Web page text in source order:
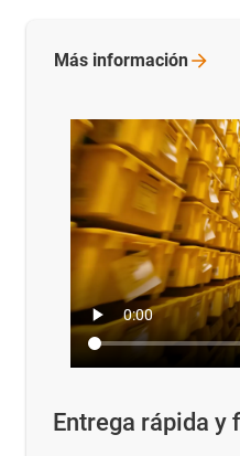
Entrega rápida y
Más información